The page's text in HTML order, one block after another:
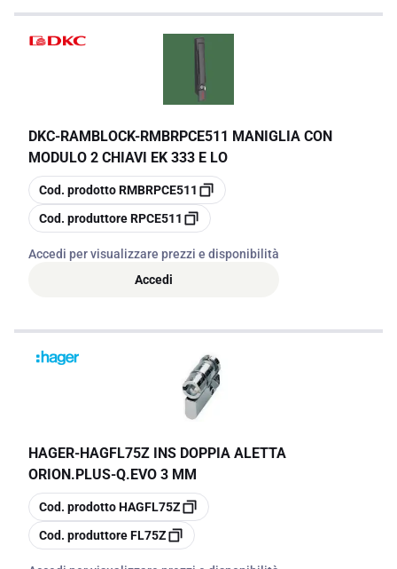
DKC-RAMBLOCK-RMBRPCE511 MANIGLIA CON
MODULO 2 CHIAVI EK 333 E LO
copia
Cod. prodottoRMBRPCE511
copia
Cod. produttoreRPCE511
Accedi per visualizzare prezzi e disponibilità
Accedi
HAGER-HAGFL75Z INS DOPPIA ALETTA
ORION.PLUS-Q.EVO 3 MM
copia
Cod. prodottoHAGFL75Z
copia
Cod. produttoreFL75Z